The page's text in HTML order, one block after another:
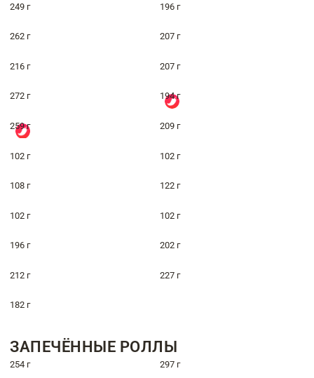
249 г 196 г
262 г 207 г
216 г 207 г
272 г 194 г
259 г 209 г
102 г 102 г
108 г 122 г
102 г 102 г
196 г 202 г
212 г 227 г
182 г
ЗАПЕЧЁННЫЕ РОЛЛЫ
254 г 297 г